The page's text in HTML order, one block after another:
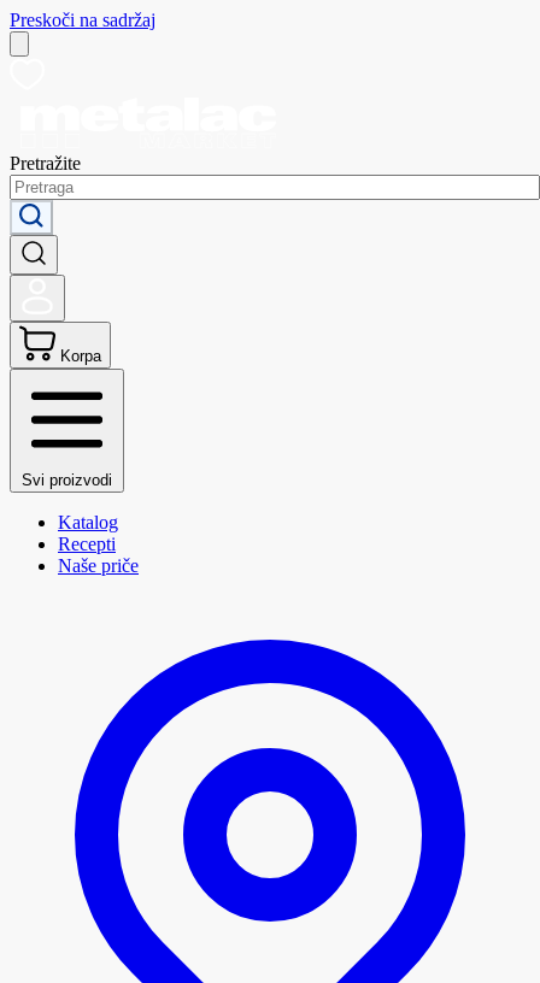
Preskoči na sadržaj
Pretražite
Korpa
Svi proizvodi
Katalog
Recepti
Naše priče